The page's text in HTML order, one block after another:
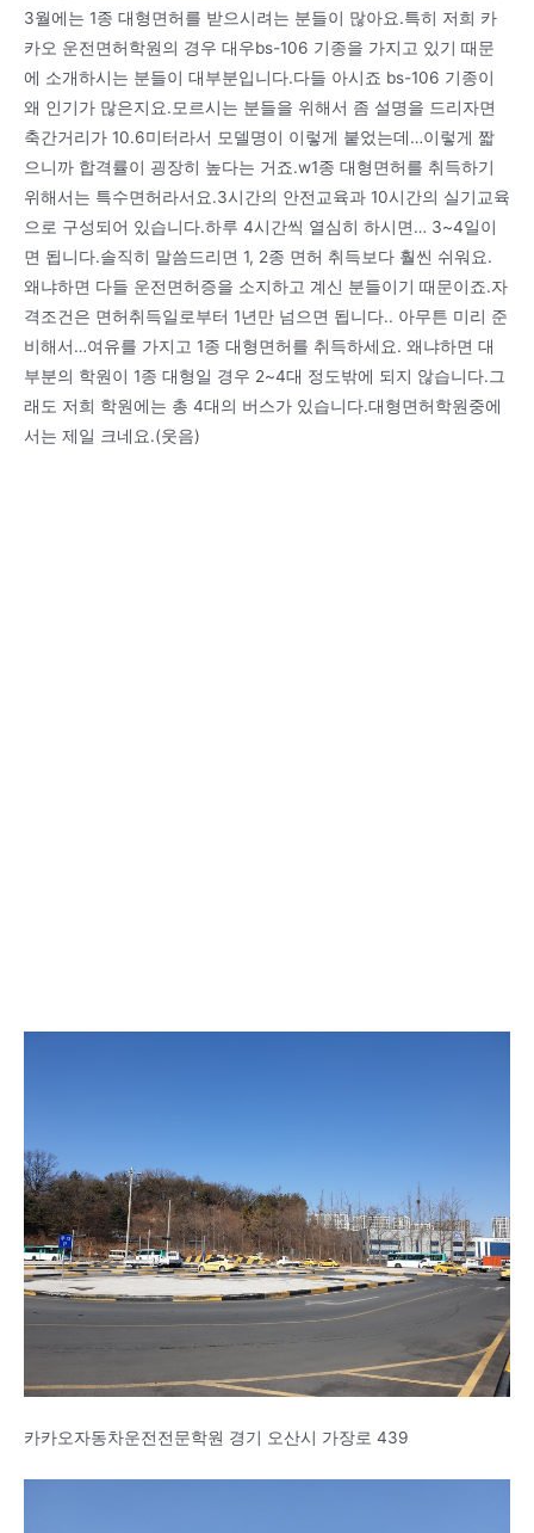
3월에는 1종 대형면허를 받으시려는 분들이 많아요.특히 저희 카
카오 운전면허학원의 경우 대우bs-106 기종을 가지고 있기 때문
에 소개하시는 분들이 대부분입니다.다들 아시죠 bs-106 기종이
왜 인기가 많은지요.모르시는 분들을 위해서 좀 설명을 드리자면
축간거리가 10.6미터라서 모델명이 이렇게 붙었는데…이렇게 짧
으니까 합격률이 굉장히 높다는 거죠.w1종 대형면허를 취득하기
위해서는 특수면허라서요.3시간의 안전교육과 10시간의 실기교육
으로 구성되어 있습니다.하루 4시간씩 열심히 하시면… 3~4일이
면 됩니다.솔직히 말씀드리면 1, 2종 면허 취득보다 훨씬 쉬워요.
왜냐하면 다들 운전면허증을 소지하고 계신 분들이기 때문이죠.자
격조건은 면허취득일로부터 1년만 넘으면 됩니다.. 아무튼 미리 준
비해서…여유를 가지고 1종 대형면허를 취득하세요. 왜냐하면 대
부분의 학원이 1종 대형일 경우 2~4대 정도밖에 되지 않습니다.그
래도 저희 학원에는 총 4대의 버스가 있습니다.대형면허학원중에
서는 제일 크네요.(웃음)
카카오자동차운전전문학원 경기 오산시 가장로 439